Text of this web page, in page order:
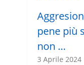
pene più
non …
3 Aprile 2024